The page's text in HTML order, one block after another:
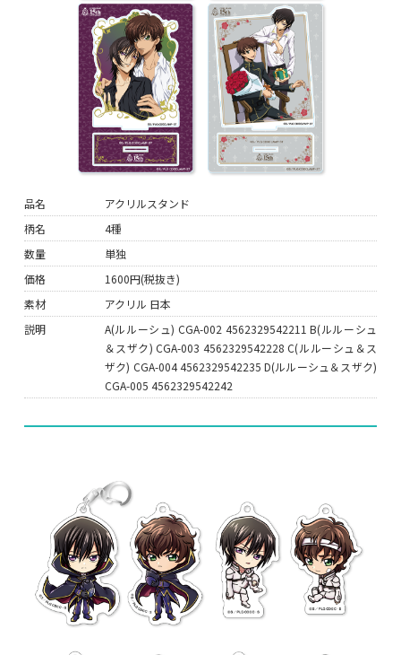
品名
アクリルスタンド
柄名
4種
数量
単独
価格
1600円(税抜き)
素材
アクリル 日本
説明
A(ルルーシュ) CGA-002 4562329542211 B(ルルーシュ
＆スザク) CGA-003 4562329542228 C(ルルーシュ＆ス
ザク) CGA-004 4562329542235 D(ルルーシュ＆スザク)
CGA-005 4562329542242